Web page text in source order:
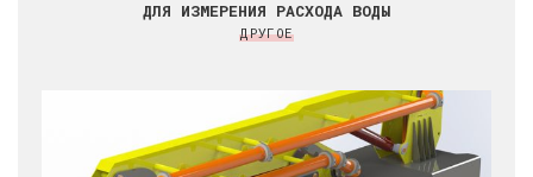
ДЛЯ ИЗМЕРЕНИЯ РАСХОДА ВОДЫ
ДРУГОЕ